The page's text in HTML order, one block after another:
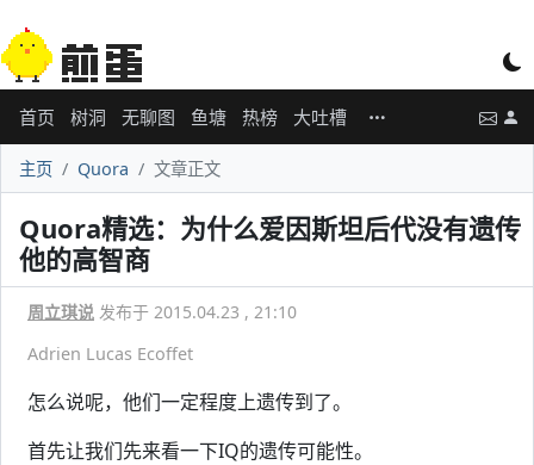
首页 树洞 无聊图 鱼塘 热榜 大吐槽
主页 Quora 文章正文
Quora精选：为什么爱因斯坦后代没有遗传
他的高智商
周立琪说 发布于 2015.04.23 , 21:10
Adrien Lucas Ecoffet
怎么说呢，他们一定程度上遗传到了。
首先让我们先来看一下IQ的遗传可能性。